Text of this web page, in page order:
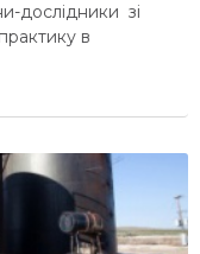
дослідники зі
в
підтримки
закону про
[…]